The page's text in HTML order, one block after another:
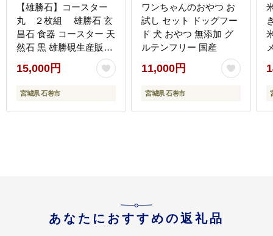
【雄勝石】コースター
丸 ２枚組 雄勝石 玄
昌石 食器 コースター 天
然石 黒 雄勝硯生産販売
協同組合
15,000円
宮城県 石巻市
ワンちゃんのおやつ お
試し セット ドッグフー
ド 犬 おやつ 無添加 グ
ルテンフリー 国産
11,000円
宮城県 石巻市
あなたにおすすめの返礼品